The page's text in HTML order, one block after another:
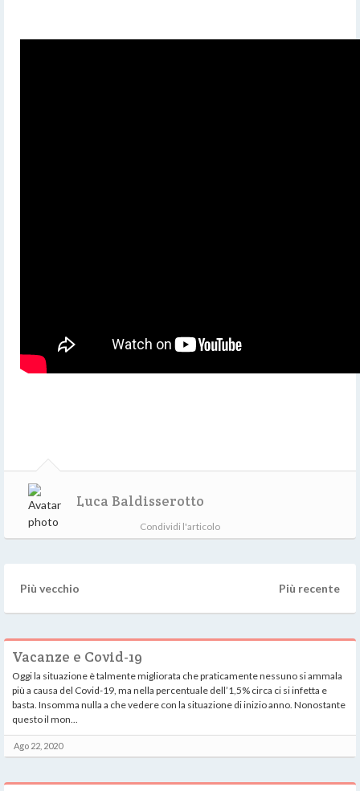
Luca Baldisserotto
Condividi l'articolo
Più vecchio Più recente
Vacanze e Covid-19
Oggi la situazione è talmente migliorata che praticamente nessuno si ammala
più a causa del Covid-19, ma nella percentuale dell’1,5% circa ci si infetta e
basta. Insomma nulla a che vedere con la situazione di inizio anno. Nonostante
questo il mon...
Ago 22, 2020